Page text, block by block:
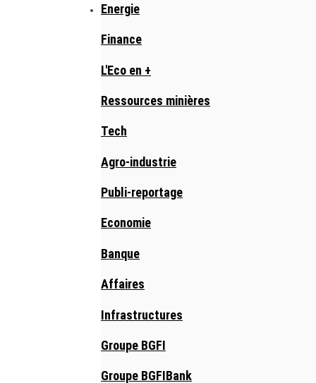
Energie
Finance
L'Eco en +
Ressources minières
Tech
Agro-industrie
Publi-reportage
Economie
Banque
Affaires
Infrastructures
Groupe BGFI
Groupe BGFIBank